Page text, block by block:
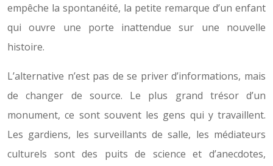
empêche la spontanéité, la petite remarque d’un enfant
qui ouvre une porte inattendue sur une nouvelle
histoire.
L’alternative n’est pas de se priver d’informations, mais
de changer de source. Le plus grand trésor d’un
monument, ce sont souvent les gens qui y travaillent.
Les gardiens, les surveillants de salle, les médiateurs
culturels sont des puits de science et d’anecdotes,